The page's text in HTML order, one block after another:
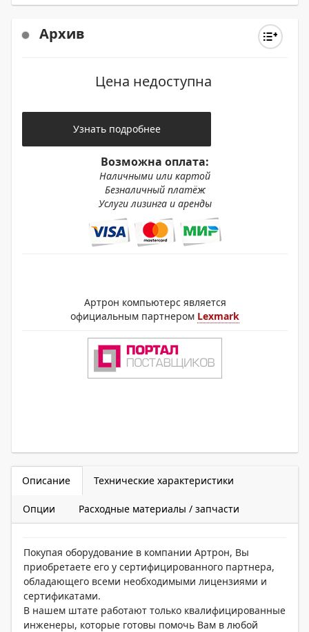
Архив
Цена недоступна
Узнать подробнее
Возможна оплата:
Наличными или картой
Безналичный платёж
Услуги лизинга и аренды
Артрон компьютерс является
официальным партнером Lexmark
Описание Технические характеристики
Опции Расходные материалы / запчасти
Покупая оборудование в компании Артрон, Вы
приобретаете его у сертифицированного партнера,
обладающего всеми необходимыми лицензиями и
сертификатами.
В нашем штате работают только квалифицированные
инженеры, которые готовы помочь Вам в любой